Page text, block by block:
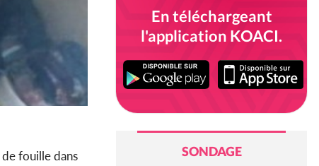
de fouille dans
En téléchargeant
l'application KOACI.
SONDAGE